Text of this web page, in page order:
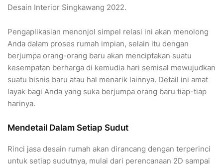
Desain Interior Singkawang 2022.
Pengaplikasian menonjol simpel relasi ini akan menolong
Anda dalam proses rumah impian, selain itu dengan
berjumpa orang-orang baru akan menciptakan suatu
kesempatan berharga di kemudia hari semisal mewujudkan
suatu bisnis baru atau hal menarik lainnya. Detail ini amat
layak bagi Anda yang suka berjumpa orang baru tiap-tiap
harinya.
Mendetail Dalam Setiap Sudut
Rinci jasa desain rumah akan dirancang dengan terperinci
untuk setiap sudutnya, mulai dari perencanaan 2D sampai